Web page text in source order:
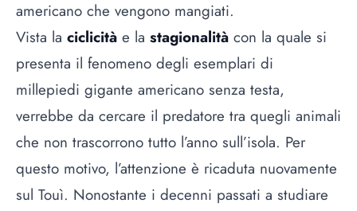
americano che vengono mangiati.
Vista la ciclicità e la stagionalità con la quale si
presenta il fenomeno degli esemplari di
millepiedi gigante americano senza testa,
verrebbe da cercare il predatore tra quegli animali
che non trascorrono tutto l’anno sull’isola. Per
questo motivo, l’attenzione è ricaduta nuovamente
sul Touì. Nonostante i decenni passati a studiare